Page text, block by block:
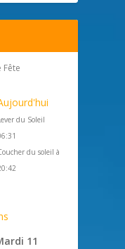
Fête
du Soleil
du soleil à
11